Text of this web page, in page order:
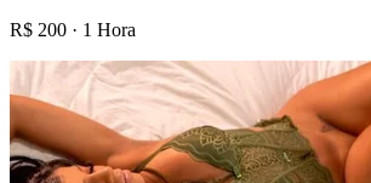
R$ 200 · 1 Hora